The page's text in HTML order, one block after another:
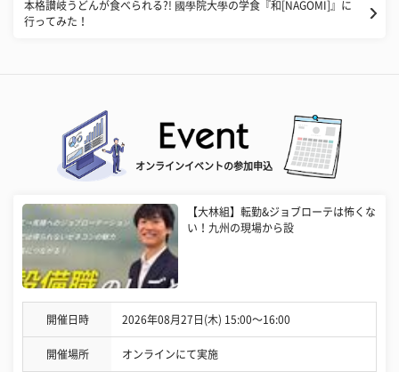
本格讃岐うどんが食べられる?! 國學院大學の学食『和[NAGOMI]』に
行ってみた！
オンラインイベントの参加申込
【大林組】転勤&ジョブローテは怖くな
い！九州の現場から設
開催日時 2026年08月27日(木) 15:00〜16:00
開催場所 オンラインにて実施